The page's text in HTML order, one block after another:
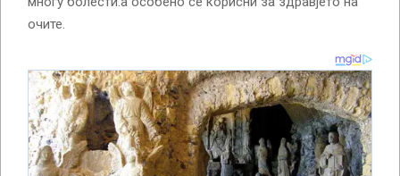
очите.